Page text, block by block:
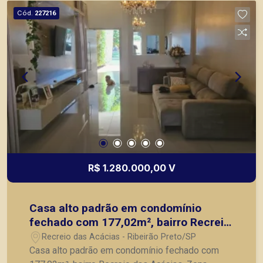
Ribeirão Preto.
Cód. 227216
R$ 1.280.000,00 V
Casa alto padrão em condomínio
fechado com 177,02m², bairro Recreio
das Acácias, Zona Leste de Ribeirão
Preto/SP.
Recreio das Acácias - Ribeirão Preto/SP
Casa alto padrão em condomínio fechado com